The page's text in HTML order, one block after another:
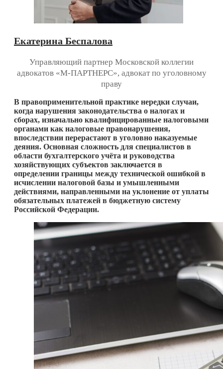
Екатерина Беспалова
Управляющий партнер Московской коллегии
адвокатов «М-ПАРТНЕРС», адвокат по уголовному
праву
В правоприменительной практике нередки случаи,
когда нарушения законодательства о налогах и
сборах, изначально квалифицированные налоговыми
органами как налоговые правонарушения,
впоследствии перерастают в уголовно наказуемые
деяния. Основная сложность для специалистов в
области бухгалтерского учёта и руководства
хозяйствующих субъектов заключается в
определении границы между технической ошибкой в
исчислении налоговой базы и умышленными
действиями, направленными на уклонение от уплаты
обязательных платежей в бюджетную систему
Российской Федерации.